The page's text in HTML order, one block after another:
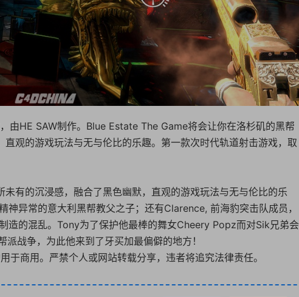
由HE SAW制作。Blue Estate The Game将会让你在洛杉矶的黑帮
观的游戏玩法与无与伦比的乐趣。第一款次时代轨道射击游戏，取
未有的沉浸感，融合了黑色幽默，直观的游戏玩法与无与伦比的乐
异常的意大利黑帮教父之子；还有Clarence, 前海豹突击队成员，
造的混乱。Tony为了保护他最棒的舞女Cheery Popz而对Sik兄弟会
战争，为此他来到了牙买加最偏僻的地方！
于商用。严禁个人或网站转载分享，违者将追究法律责任。